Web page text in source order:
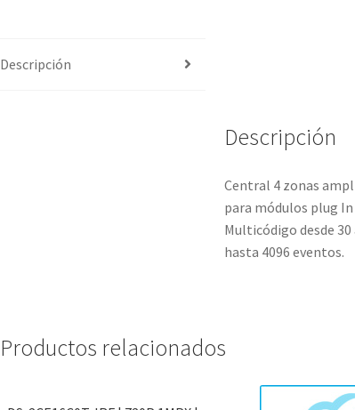
Descripción
Descripción
Central 4 zonas
para módulos plug In
Multicódigo desde 30
hasta 4096 eventos.
Productos relacionados